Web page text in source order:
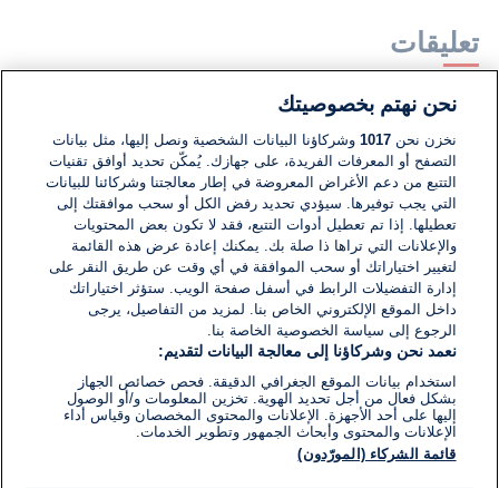
تعليقات
لا توجد تعليقات مكتوبة حتى الآن. كن الأول!
اكتب تعليقًا جديدًا ...
نحن نهتم بخصوصيتك
نخزن نحن1017 وشركاؤنا البيانات الشخصية ونصل إليها، مثل بيانات
التصفح أو المعرفات الفريدة، على جهازك. يُمكّن تحديد أوافق تقنيات
التتبع من دعم الأغراض المعروضة في إطار معالجتنا وشركائنا للبيانات
التي يجب توفيرها. سيؤدي تحديد رفض الكل أو سحب موافقتك إلى
تعطيلها. إذا تم تعطيل أدوات التتبع، فقد لا تكون بعض المحتويات
والإعلانات التي تراها ذا صلة بك. يمكنك إعادة عرض هذه القائمة
لتغيير اختياراتك أو سحب الموافقة في أي وقت عن طريق النقر على
إدارة التفضيلات الرابط في أسفل صفحة الويب. ستؤثر اختياراتك
داخل الموقع الإلكتروني الخاص بنا. لمزيد من التفاصيل، يرجى
الرجوع إلى سياسة الخصوصية الخاصة بنا.
نعمد نحن وشركاؤنا إلى معالجة البيانات لتقديم:
استخدام بيانات الموقع الجغرافي الدقيقة. فحص خصائص الجهاز
بشكل فعال من أجل تحديد الهوية. تخزين المعلومات و/أو الوصول
إليها على أحد الأجهزة. الإعلانات والمحتوى المخصصان وقياس أداء
الإعلانات والمحتوى وأبحاث الجمهور وتطوير الخدمات.
قائمة الشركاء (المورّدون)